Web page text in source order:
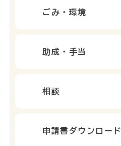
ごみ・環境
助成・手当
相談
申請書ダウンロード